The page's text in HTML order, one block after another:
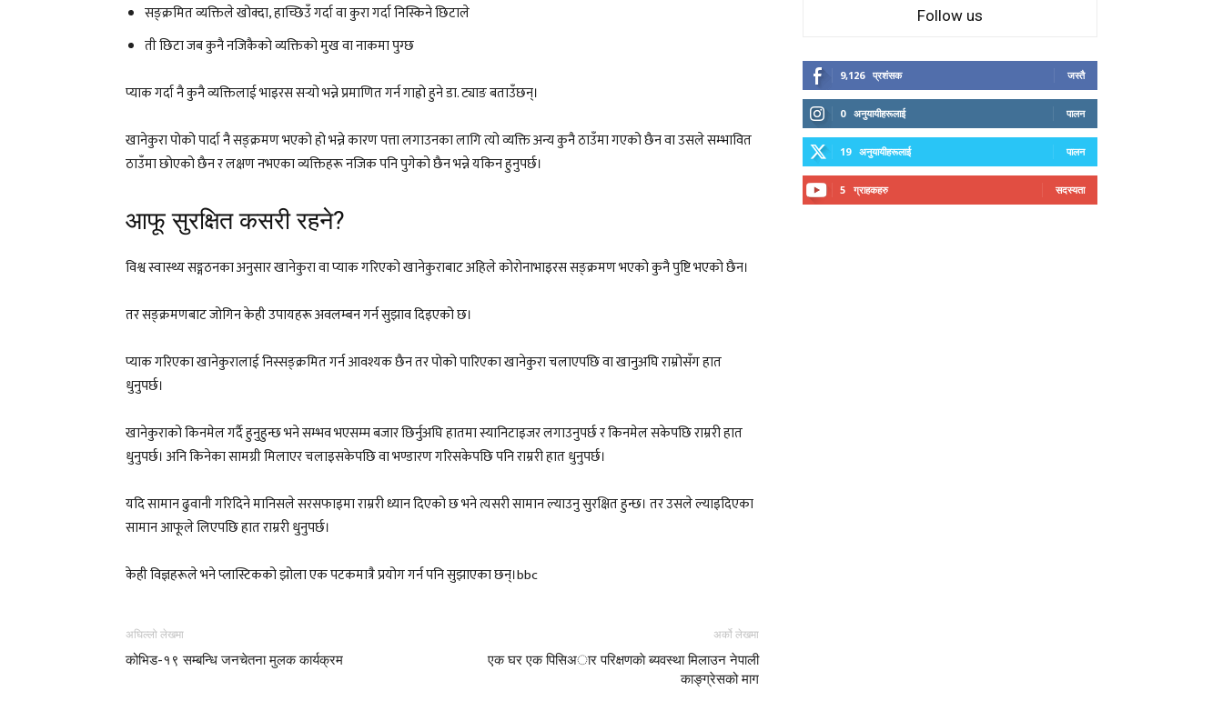
सङ्क्रमित व्यक्तिले खोक्दा, हाच्छिउँ गर्दा वा कुरा गर्दा निस्किने छिटाले
ती छिटा जब कुनै नजिकैको व्यक्तिको मुख वा नाकमा पुग्छ
प्याक गर्दा नै कुनै व्यक्तिलाई भाइरस सर्‍यो भन्ने प्रमाणित गर्न गाह्रो हुने डा. ट्याङ बताउँछन्।
खानेकुरा पोको पार्दा नै सङ्क्रमण भएको हो भन्ने कारण पत्ता लगाउनका लागि त्यो व्यक्ति अन्य कुनै ठाउँमा गएको छैन वा उसले सम्भावित
ठाउँमा छोएको छैन र लक्षण नभएका व्यक्तिहरू नजिक पनि पुगेको छैन भन्ने यकिन हुनुपर्छ।
आफू सुरक्षित कसरी रहने?
विश्व स्वास्थ्य सङ्गठनका अनुसार खानेकुरा वा प्याक गरिएको खानेकुराबाट अहिले कोरोनाभाइरस सङ्क्रमण भएको कुनै पुष्टि भएको छैन।
तर सङ्क्रमणबाट जोगिन केही उपायहरू अवलम्बन गर्न सुझाव दिइएको छ।
प्याक गरिएका खानेकुरालाई निस्सङ्क्रमित गर्न आवश्यक छैन तर पोको पारिएका खानेकुरा चलाएपछि वा खानुअघि राम्रोसँग हात
धुनुपर्छ।
खानेकुराको किनमेल गर्दै हुनुहुन्छ भने सम्भव भएसम्म बजार छिर्नुअघि हातमा स्यानिटाइजर लगाउनुपर्छ र किनमेल सकेपछि राम्ररी हात
धुनुपर्छ। अनि किनेका सामग्री मिलाएर चलाइसकेपछि वा भण्डारण गरिसकेपछि पनि राम्ररी हात धुनुपर्छ।
यदि सामान ढुवानी गरिदिने मानिसले सरसफाइमा राम्ररी ध्यान दिएको छ भने त्यसरी सामान ल्याउनु सुरक्षित हुन्छ। तर उसले ल्याइदिएका
सामान आफूले लिएपछि हात राम्ररी धुनुपर्छ।
केही विज्ञहरूले भने प्लास्टिकको झोला एक पटकमात्रै प्रयोग गर्न पनि सुझाएका छन्।bbc
अघिल्लो लेखमा
कोभिड-१९ सम्बन्धि जनचेतना मुलक कार्यक्रम
अर्को लेखमा
एक घर एक पिसिअार परिक्षणकाे ब्यवस्था मिलाउन नेपाली
काङ्ग्रेसको माग
Follow us
9,126 प्रशंसक जस्तै
0 अनुयायीहरूलाई पालन
19 अनुयायीहरूलाई पालन
5 ग्राहकहरु सदस्यता